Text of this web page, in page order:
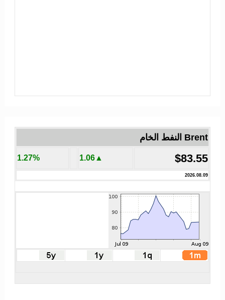
Brent النفط الخام
$83.55
▲1.06
1.27%
2026.08.09